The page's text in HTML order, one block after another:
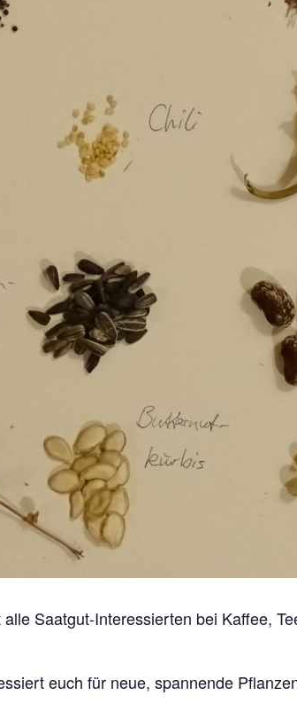
alle Saatgut-Interessierten bei Kaffee,
euch für neue, spannende